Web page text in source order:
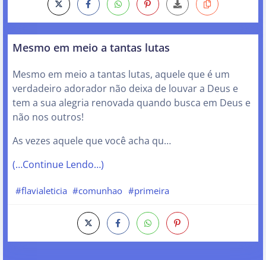
Mesmo em meio a tantas lutas
Mesmo em meio a tantas lutas, aquele que é um
verdadeiro adorador não deixa de louvar a Deus e
tem a sua alegria renovada quando busca em Deus e
não nos outros!
As vezes aquele que você acha qu…
(…Continue Lendo…)
#flavialeticia #comunhao #primeira